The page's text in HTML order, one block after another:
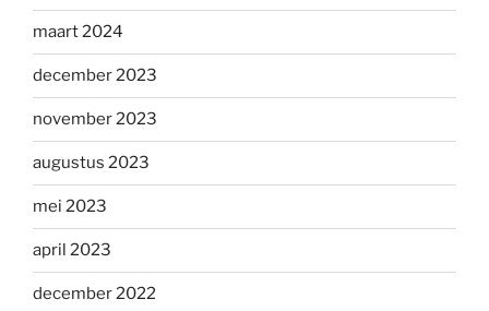
maart 2024
december 2023
november 2023
augustus 2023
mei 2023
april 2023
december 2022